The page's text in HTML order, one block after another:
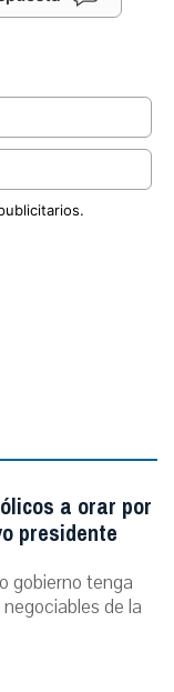
a orar por
presidente
gobierno tenga
de la